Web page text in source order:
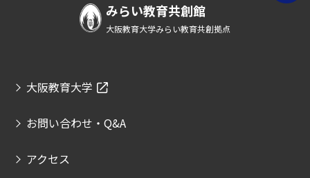
みらい教育共創館
大阪教育大学みらい教育共創拠点
大阪教育大学
お問い合わせ・Q&A
アクセス